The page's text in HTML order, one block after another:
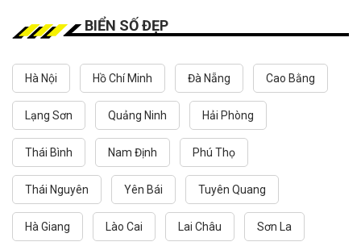
BIỂN SỐ ĐẸP
Hà Nội Hồ Chí Minh Đà Nẵng Cao Bằng
Lạng Sơn Quảng Ninh Hải Phòng
Thái Bình Nam Định Phú Thọ
Thái Nguyên Yên Bái Tuyên Quang
Hà Giang Lào Cai Lai Châu Sơn La